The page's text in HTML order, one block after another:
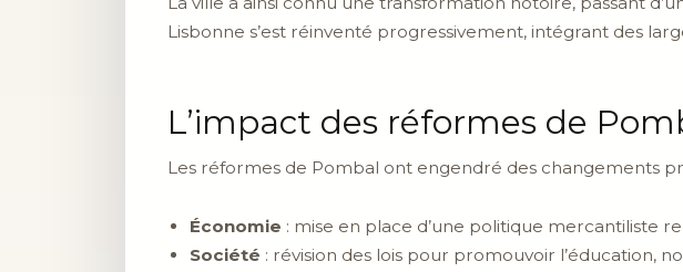
Lisbonne s’est réinventé progressivement, intégrant des
L’impact des réformes de
Les réformes de Pombal ont engendré des changements
Économie : mise en place d’une politique mercantiliste
Société : révision des lois pour promouvoir l’éducation,